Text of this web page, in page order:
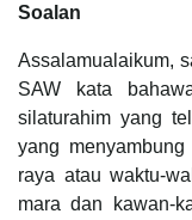
Soalan
Assalamualaikum,
SAW kata
silaturahim yang
yang
raya atau waktu-
mara dan kawan-